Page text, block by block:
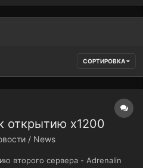
СОРТИРОВКА
открытию х1200
/ News
второго сервера - Adrenalin